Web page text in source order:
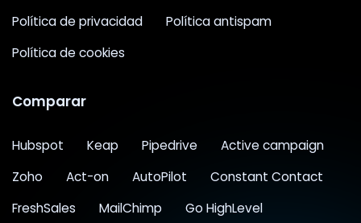
Política de privacidad
Política antispam
Política de cookies
Comparar
Hubspot Keap Pipedrive
Active campaign
Zoho
Act-on AutoPilot
Constant Contact
FreshSales
MailChimp
Go HighLevel